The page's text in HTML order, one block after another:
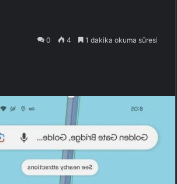
0 4 1 dakika okuma süresi